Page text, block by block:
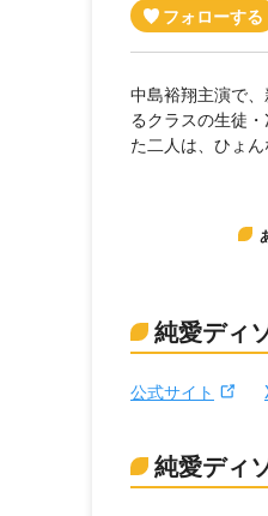
中島裕翔主演で
るクラスの生徒
た二人は、ひょ
純愛ディ
公式サイト
純愛ディ